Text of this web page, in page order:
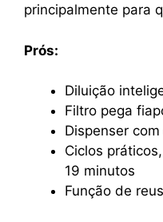
principalmente para
Prós:
Diluição
Filtro pega
Dispenser
Ciclos
19 minutos
Função de